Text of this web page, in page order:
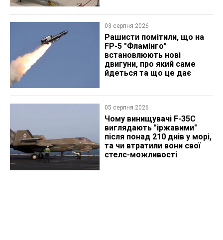
03 серпня 2026
Рашисти помітили, що на
FP-5 "Фламінго"
встановлюють нові
двигуни, про який саме
йдеться та що це дає
05 серпня 2026
Чому винищувачі F-35C
виглядають "іржавими"
після понад 210 днів у морі,
та чи втратили вони свої
стелс-можливості